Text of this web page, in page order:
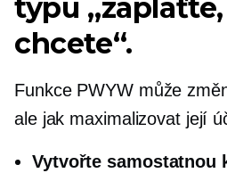
typu
chcete“.
Funkce PWYW může
ale jak maximalizovat její
Vytvořte samostatnou